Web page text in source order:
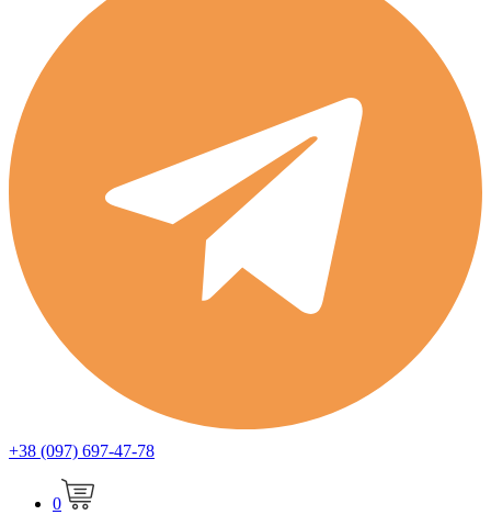
+38 (097) 697-47-78
0